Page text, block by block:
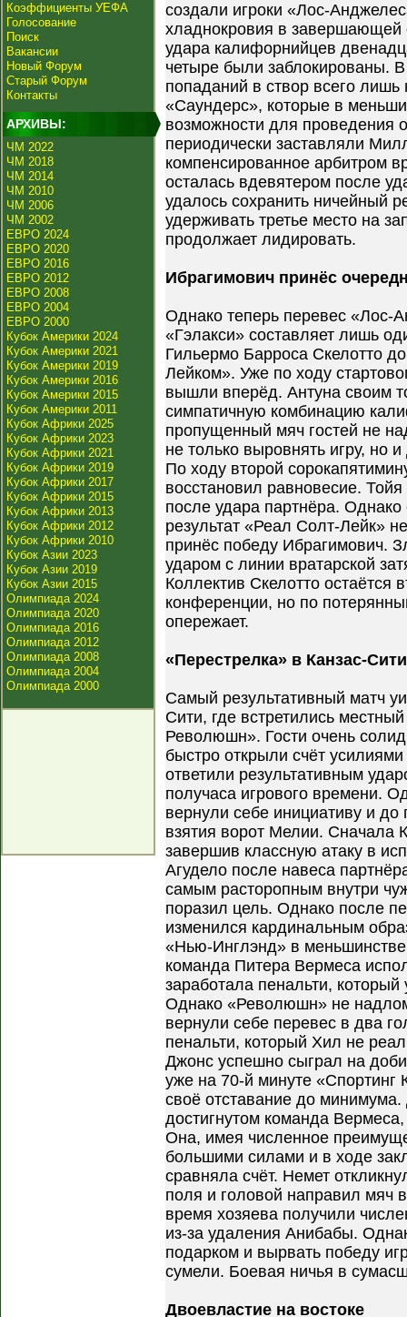
Коэффициенты УЕФА
Голосование
Поиск
Вакансии
Новый Форум
Старый Форум
Контакты
АРХИВЫ:
ЧМ 2022
ЧМ 2018
ЧМ 2014
ЧМ 2010
ЧМ 2006
ЧМ 2002
ЕВРО 2024
ЕВРО 2020
ЕВРО 2016
ЕВРО 2012
ЕВРО 2008
ЕВРО 2004
ЕВРО 2000
Кубок Америки 2024
Кубок Америки 2021
Кубок Америки 2019
Кубок Америки 2016
Кубок Америки 2015
Кубок Америки 2011
Кубок Африки 2025
Кубок Африки 2023
Кубок Африки 2021
Кубок Африки 2019
Кубок Африки 2017
Кубок Африки 2015
Кубок Африки 2013
Кубок Африки 2012
Кубок Африки 2010
Кубок Азии 2023
Кубок Азии 2019
Кубок Азии 2015
Олимпиада 2024
Олимпиада 2020
Олимпиада 2016
Олимпиада 2012
Олимпиада 2008
Олимпиада 2004
Олимпиада 2000
создали игроки «Лос-
хладнокровия в завершающей
удара калифорнийцев
четыре были заблокированы. В
попаданий в створ всего
«Саундерс», которые в
возможности для проведения
периодически заставляли
компенсированное арбитром
осталась вдевятером после
удалось сохранить ничейный
удерживать третье место на
продолжает лидировать.
Ибрагимович принёс
Однако теперь перевес «Лос-
«Гэлакси» составляет лишь
Гильермо Барроса Скелотто
Лейком». Уже по ходу
вышли вперёд. Антуна своим
симпатичную комбинацию
пропущенный мяч гостей не
не только выровнять игру, но
По ходу второй
восстановил равновесие.
после удара партнёра.
результат «Реал Солт-Лейк»
принёс победу Ибрагимович.
ударом с линии вратарской
Коллектив Скелотто остаётся
конференции, но по
опережает.
«Перестрелка» в Канзас-Сити
Самый результативный матч
Сити, где встретились
Революшн». Гости очень
быстро открыли счёт
ответили результативным
получаса игрового времени.
вернули себе инициативу и
взятия ворот Мелии. Сначала
завершив классную атаку в
Агудело после навеса
самым расторопным внутри
поразил цель. Однако после
изменился кардинальным
«Нью-Инглэнд» в
команда Питера Вермеса
заработала пенальти,
Однако «Революшн» не
вернули себе перевес в два
пенальти, который Хил не
Джонс успешно сыграл на
уже на 70-й минуте «Спортинг
своё отставание до
достигнутом команда
Она, имея численное
большими силами и в ходе
сравняла счёт. Немет
поля и головой направил мяч
время хозяева получили
из-за удаления Анибабы.
подарком и вырвать победу
сумели. Боевая ничья в
Двоевластие на востоке